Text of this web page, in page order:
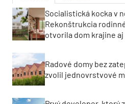
Socialistická kocka v
Rekonštrukcia
otvorila dom krajine
Radové domy bez
zvolil jednovrstvové